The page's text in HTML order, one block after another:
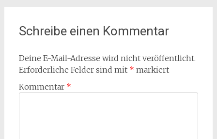
Schreibe einen Kommentar
Deine E-Mail-Adresse wird nicht veröffentlicht.
Erforderliche Felder sind mit * markiert
Kommentar *